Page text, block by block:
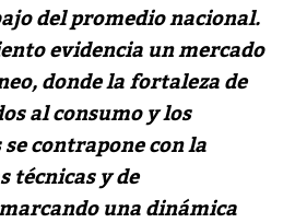
del promedio nacional.
evidencia un mercado
donde la fortaleza de
al consumo y los
contrapone con la
técnicas y de
una dinámica